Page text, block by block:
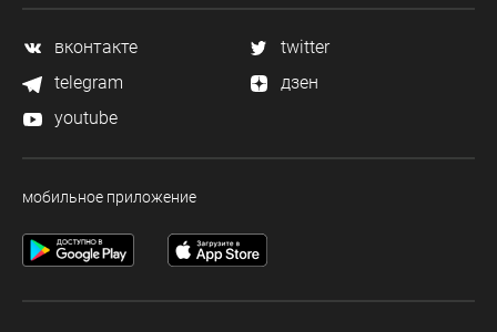
вконтакте
twitter
telegram
дзен
youtube
мобильное приложение